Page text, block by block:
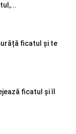
ficatul și te
ficatul și îl